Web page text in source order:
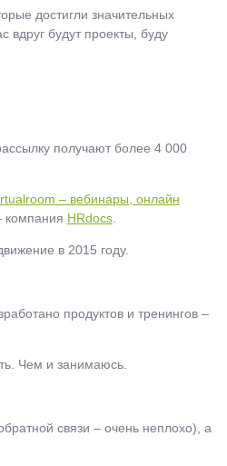
достигли значительных
вдруг будут проекты, буду
получают более 4 000
– вебинары, онлайн
компания HRdocs
в 2015 году.
продуктов и тренингов –
Чем и занимаюсь.
связи – очень неплохо), а